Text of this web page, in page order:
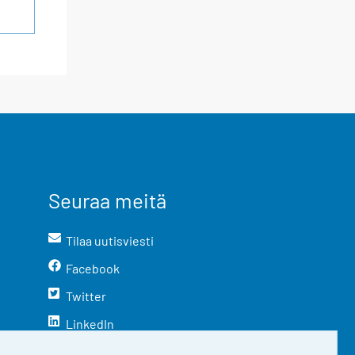
Seuraa meitä
Tilaa uutisviesti
Facebook
Twitter
LinkedIn